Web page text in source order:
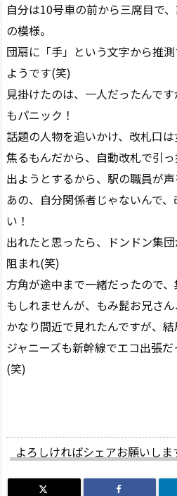
自分は10号車の前から三席目で
の模様。
団扇に「手」という文字から推
ようです(笑)
見掛けたのは、一人だったんで
もパニック！
話題の人物を追いかけ、改札口
焦るもんだから、自動改札で引
出ようとするから、駅の職員が
あの、自分関係者じゃないんで
い！
出れたと思ったら、ドンドン集
阻まれ(笑)
方角が途中まで一緒だったので
もしれませんが、もみ髭お兄さ
かなり間近で見れたんですが、
ジャニーズも新幹線でエコ出張
(笑)
よろしければシェアお願いしま